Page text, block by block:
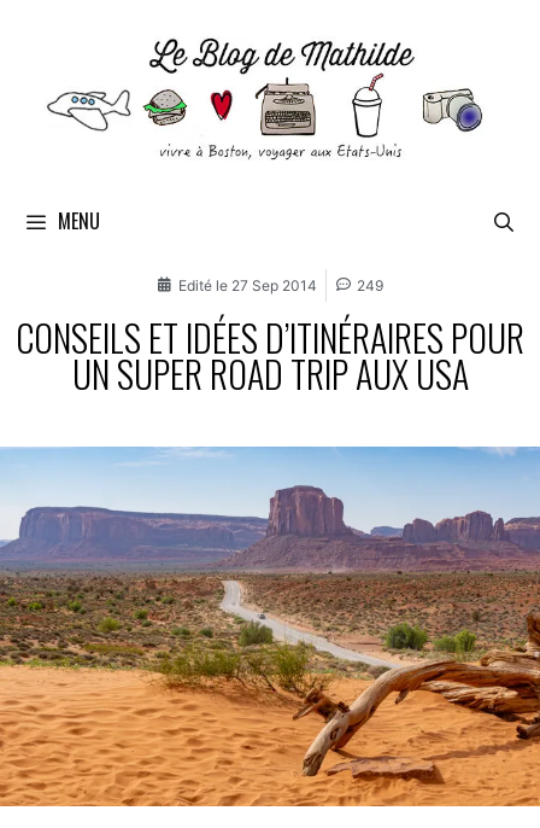
MENU
Edité le 27 Sep 2014 249
CONSEILS ET IDÉES D’ITINÉRAIRES POUR
UN SUPER ROAD TRIP AUX USA